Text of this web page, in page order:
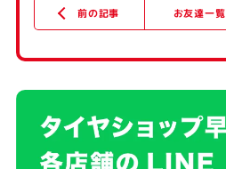
前の記事 お友達一覧